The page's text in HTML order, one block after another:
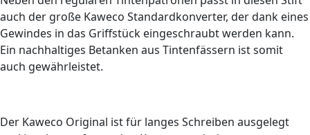
auch der große Kaweco Standardkonverter, der dank eines
Gewindes in das Griffstück eingeschraubt werden kann.
Ein nachhaltiges Betanken aus Tintenfässern ist somit
auch gewährleistet.
Der Kaweco Original ist für langes Schreiben ausgelegt